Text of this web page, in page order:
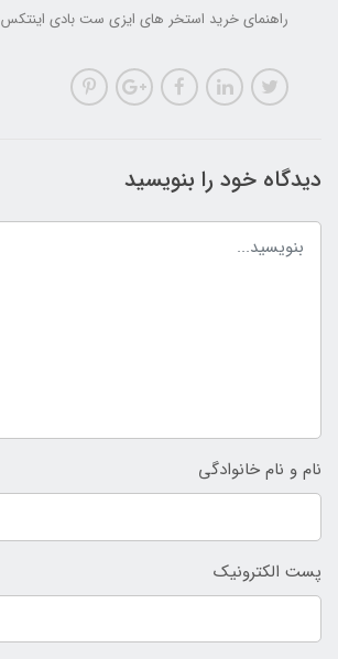
راهنمای خرید استخر های ایزی ست بادی اینتکس
دیدگاه خود را بنویسید
نام و نام خانوادگی
پست الکترونیک